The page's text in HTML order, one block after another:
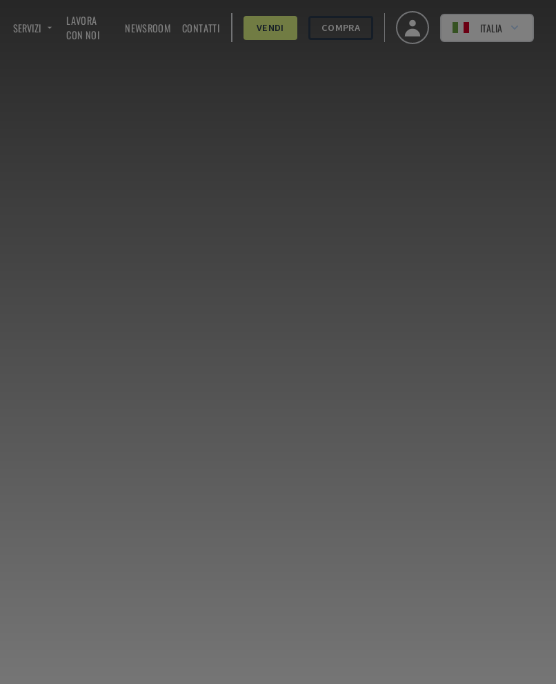
SERVIZI
LAVORA
CON NOI
NEWSROOM CONTATTI VENDI COMPRA ITALIA